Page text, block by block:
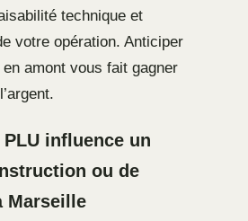
technique et
votre opération. Anticiper
amont vous fait gagner
influence un
ou de
Marseille